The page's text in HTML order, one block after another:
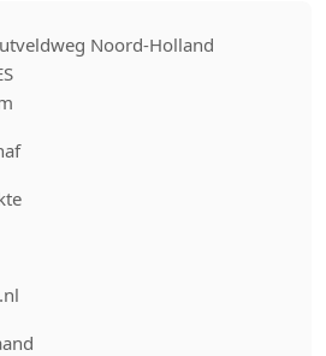
Noord-Holland